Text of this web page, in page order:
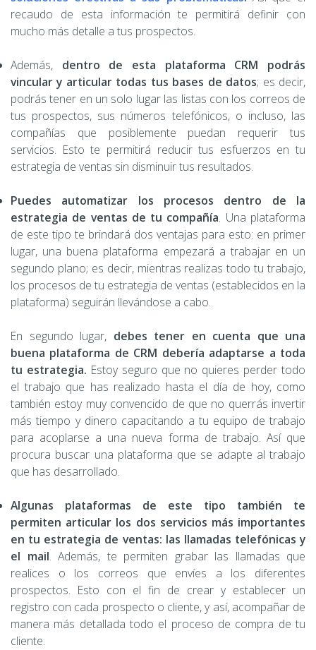
recaudo de esta información te permitirá definir con
mucho más detalle a tus prospectos.
Además, dentro de esta plataforma CRM podrás
vincular y articular todas tus bases de datos; es decir,
podrás tener en un solo lugar las listas con los correos de
tus prospectos, sus números telefónicos, o incluso, las
compañías que posiblemente puedan requerir tus
servicios. Esto te permitirá reducir tus esfuerzos en tu
estrategia de ventas sin disminuir tus resultados.
Puedes automatizar los procesos dentro de la
estrategia de ventas de tu compañía. Una plataforma
de este tipo te brindará dos ventajas para esto: en primer
lugar, una buena plataforma empezará a trabajar en un
segundo plano; es decir, mientras realizas todo tu trabajo,
los procesos de tu estrategia de ventas (establecidos en la
plataforma) seguirán llevándose a cabo.
En segundo lugar, debes tener en cuenta que una
buena plataforma de CRM debería adaptarse a toda
tu estrategia. Estoy seguro que no quieres perder todo
el trabajo que has realizado hasta el día de hoy, como
también estoy muy convencido de que no querrás invertir
más tiempo y dinero capacitando a tu equipo de trabajo
para acoplarse a una nueva forma de trabajo. Así que
procura buscar una plataforma que se adapte al trabajo
que has desarrollado.
Algunas plataformas de este tipo también te
permiten articular los dos servicios más importantes
en tu estrategia de ventas: las llamadas telefónicas y
el mail. Además, te permiten grabar las llamadas que
realices o los correos que envíes a los diferentes
prospectos. Esto con el fin de crear y establecer un
registro con cada prospecto o cliente, y así, acompañar de
manera más detallada todo el proceso de compra de tu
cliente.